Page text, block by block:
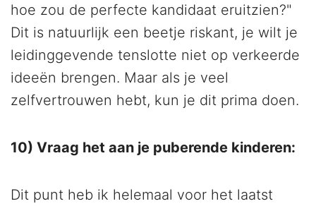
hoe zou de perfecte kandidaat eruitzien?"
Dit is natuurlijk een beetje riskant, je wilt je
leidinggevende tenslotte niet op verkeerde
ideeën brengen. Maar als je veel
zelfvertrouwen hebt, kun je dit prima doen.
10) Vraag het aan je puberende kinderen:
Dit punt heb ik helemaal voor het laatst